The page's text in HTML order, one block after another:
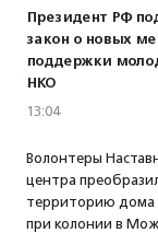
Президент РФ
закон о новых
поддержки
НКО
13:04
Волонтеры
центра
территорию дома
при колонии в